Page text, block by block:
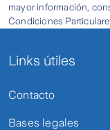
mayor información,
Condiciones
Links útiles
Contacto
Bases legales